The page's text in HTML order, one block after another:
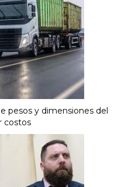
pesos y dimensiones del
costos